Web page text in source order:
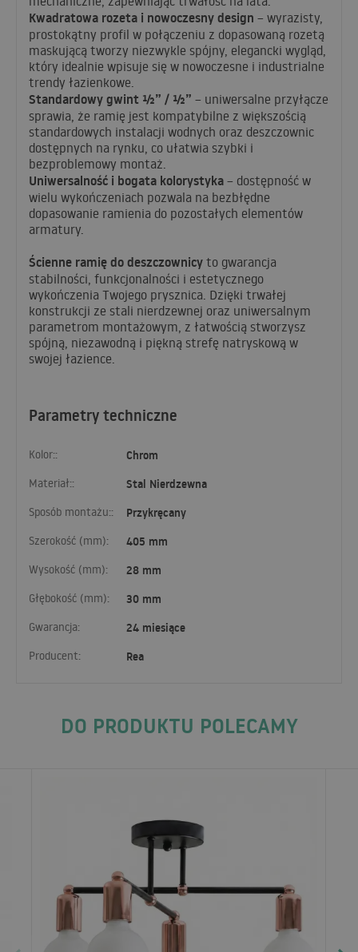
Parametry techniczne
Kolor:: Chrom
Materiał:: Stal Nierdzewna
Sposób montażu:: Przykręcany
Szerokość (mm): 405 mm
Wysokość (mm): 28 mm
Głębokość (mm): 30 mm
Gwarancja: 24 miesiące
Producent: Rea
Kwadratowa rozeta i nowoczesny design – wyrazisty,
prostokątny profil w połączeniu z dopasowaną rozetą
maskującą tworzy niezwykle spójny, elegancki wygląd,
który idealnie wpisuje się w nowoczesne i industrialne
trendy łazienkowe.
Standardowy gwint ½” / ½” – uniwersalne przyłącze
sprawia, że ramię jest kompatybilne z większością
standardowych instalacji wodnych oraz deszczownic
dostępnych na rynku, co ułatwia szybki i
bezproblemowy montaż.
Uniwersalność i bogata kolorystyka – dostępność w
wielu wykończeniach pozwala na bezbłędne
dopasowanie ramienia do pozostałych elementów
armatury.
Ścienne ramię do deszczownicy to gwarancja
stabilności, funkcjonalności i estetycznego
wykończenia Twojego prysznica. Dzięki trwałej
konstrukcji ze stali nierdzewnej oraz uniwersalnym
parametrom montażowym, z łatwością stworzysz
spójną, niezawodną i piękną strefę natryskową w
swojej łazience.
DO PRODUKTU POLECAMY